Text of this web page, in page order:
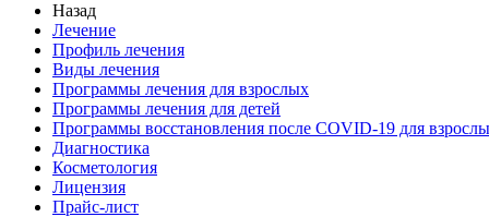
Назад
Лечение
Профиль лечения
Виды лечения
Программы лечения для взрослых
Программы лечения для детей
Программы восстановления после COVID-19 для
Диагностика
Косметология
Лицензия
Прайс-лист